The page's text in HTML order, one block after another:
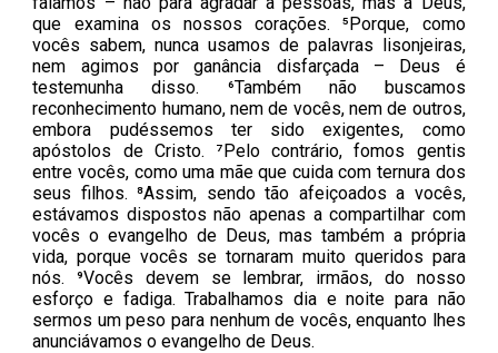
que examina os nossos corações. ⁵Porque, como
vocês sabem, nunca usamos de palavras lisonjeiras,
nem agimos por ganância disfarçada – Deus é
testemunha disso. ⁶Também não buscamos
reconhecimento humano, nem de vocês, nem de outros,
embora pudéssemos ter sido exigentes, como
apóstolos de Cristo. ⁷Pelo contrário, fomos gentis
entre vocês, como uma mãe que cuida com ternura dos
seus filhos. ⁸Assim, sendo tão afeiçoados a vocês,
estávamos dispostos não apenas a compartilhar com
vocês o evangelho de Deus, mas também a própria
vida, porque vocês se tornaram muito queridos para
nós. ⁹Vocês devem se lembrar, irmãos, do nosso
esforço e fadiga. Trabalhamos dia e noite para não
sermos um peso para nenhum de vocês, enquanto lhes
anunciávamos o evangelho de Deus.